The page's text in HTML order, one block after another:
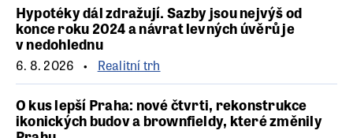
Hypotéky dál zdražují. Sazby jsou nejvýš od
konce roku 2024 a návrat levných úvěrů je
v nedohlednu
6. 8. 2026 Realitní trh
O kus lepší Praha: nové čtvrti, rekonstrukce
ikonických budov a brownfieldy, které změnily